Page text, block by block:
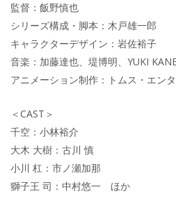
監督：飯野慎也
シリーズ構成・脚本：木戸雄一郎
キャラクターデザイン：岩佐裕子
音楽：加藤達也、堤博明、YUKI
アニメーション制作：トムス・エン
＜CAST＞
千空：小林裕介
大木 大樹：古川 慎
小川 杠：市ノ瀬加那
獅子王 司：中村悠一 ほか